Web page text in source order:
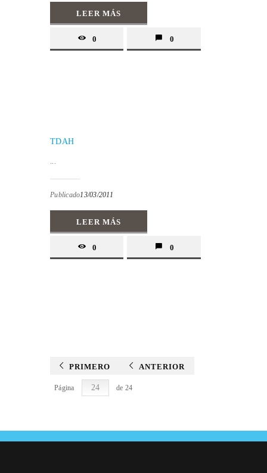
LEER MÁS
0 0
TDAH
...
Publicado13/03/2011
LEER MÁS
0 0
PRIMERO ANTERIOR
Página de 24